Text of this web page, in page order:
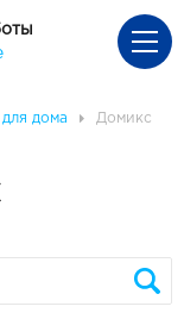
для дома Домикс